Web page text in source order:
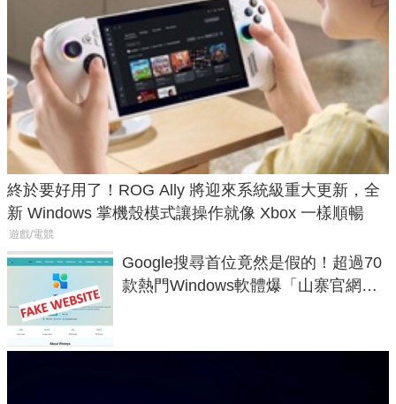
終於要好用了！ROG Ally 將迎來系統級重大更新，全
新 Windows 掌機殼模式讓操作就像 Xbox 一樣順暢
遊戲/電競
Google搜尋首位竟然是假的！超過70
款熱門Windows軟體爆「山寨官網」